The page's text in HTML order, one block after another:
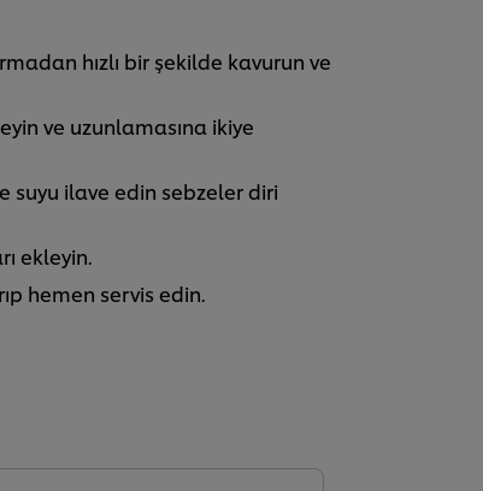
hızlı bir şekilde kavurun ve
ve uzunlamasına ikiye
suyu ilave edin sebzeler diri
ekleyin.
hemen servis edin.